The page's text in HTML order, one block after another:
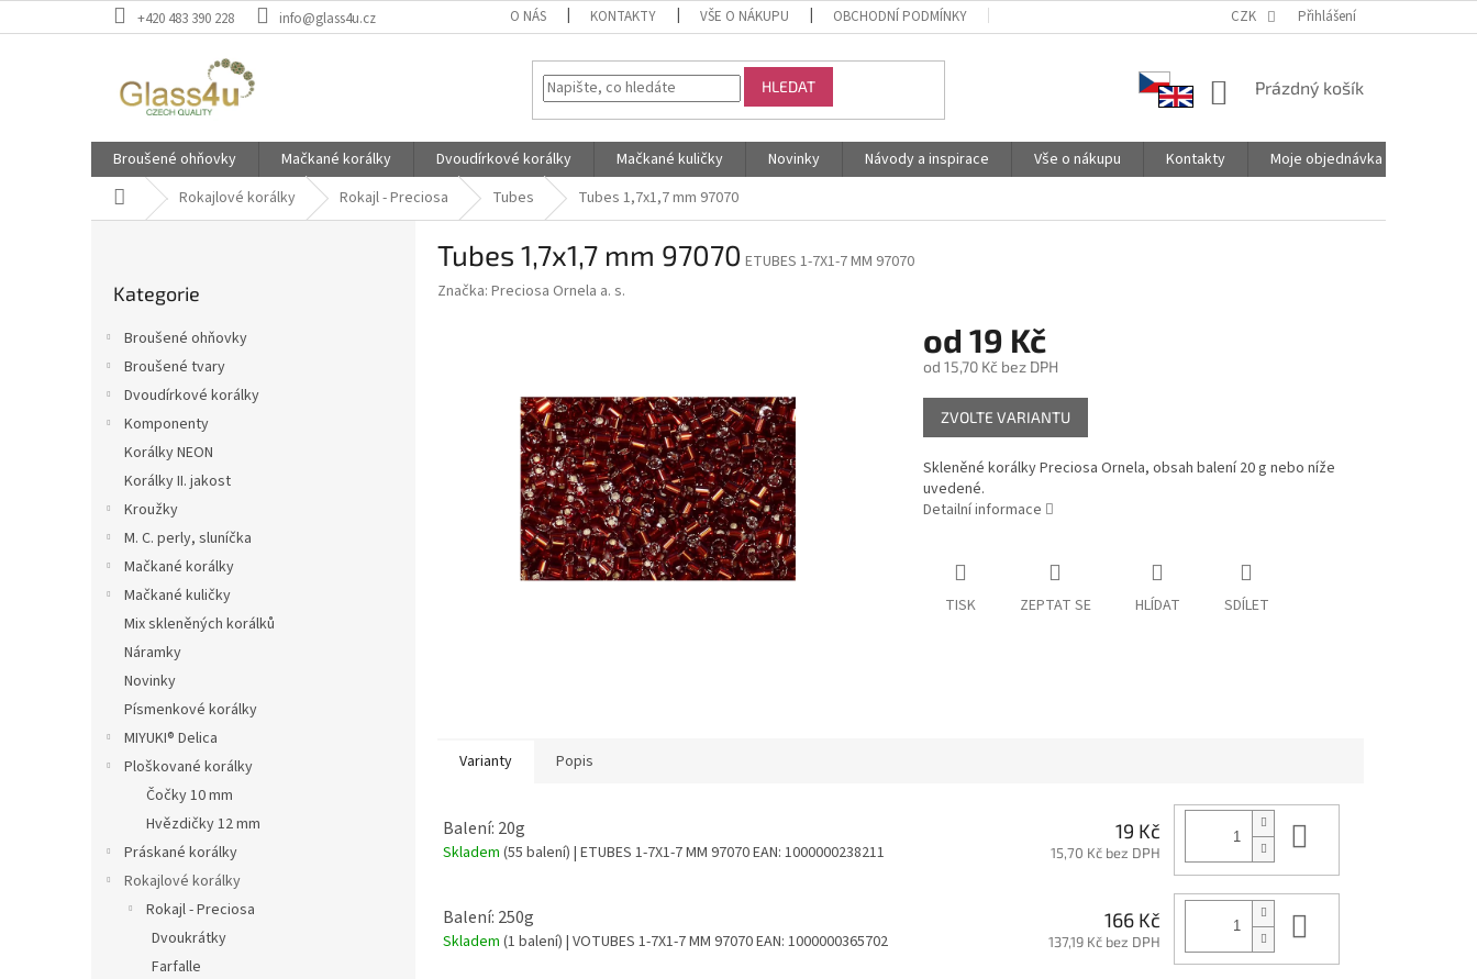
na
+420 483 390 228 info@glass4u.cz O NÁS KONTAKTY VŠE O NÁKUPU OBCHODNÍ PODMÍNKY PODMÍNKY OCHRANY OSOBNÍCH ÚDAJŮ SPOLUPRACUJEME
CZK Přihlášení
HLEDAT
NÁKUPNÍ
Prázdný košík
Broušené ohňovky Mačkané korálky Dvoudírkové korálky Mačkané kuličky Novinky Návody a inspirace Vše o nákupu Kontakty
Moje objednávka
Domů Rokajlové korálky Rokajl - Preciosa Tubes Tubes 1,7x1,7 mm 97070
kategorie
Kategorie
Broušené ohňovky
Broušené tvary
Dvoudírkové korálky
Komponenty
Korálky NEON
Korálky II. jakost
Kroužky
M. C. perly, sluníčka
Mačkané korálky
Mačkané kuličky
Mix skleněných korálků
Náramky
Novinky
Písmenkové korálky
MIYUKI® Delica
Ploškované korálky
Čočky 10 mm
Hvězdičky 12 mm
Práskané korálky
Rokajlové korálky
Rokajl - Preciosa
Dvoukrátky
Farfalle
Tubes 1,7x1,7 mm 97070 ETUBES 1-7X1-7 MM 97070
Značka: Preciosa Ornela a. s.
od 19 Kč
od 15,70 Kčbez DPH
Měrná
cena:
ZVOLTE VARIANTU
Skleněné korálky Preciosa Ornela, obsah balení 20 g nebo níže
uvedené.
Detailní informace
TISK ZEPTAT SE HLÍDAT SDÍLET
Varianty Popis
Balení: 20g
Skladem (55 balení) | ETUBES 1-7X1-7 MM 97070EAN: 1000000238211
19 Kč
15,70 Kč bez DPH
Balení: 250g
Skladem (1 balení) | VOTUBES 1-7X1-7 MM 97070EAN: 1000000365702
166 Kč
137,19 Kč bez DPH